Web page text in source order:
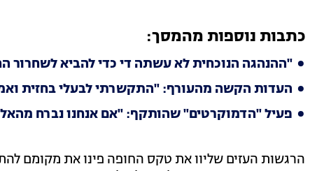
כתבות נוספות מהמסך:
"ההנהגה הנוכחית לא עשתה די כדי להביא לשחרור
העדות הקשה מהעורף: "התקשרתי לבעלי בחזית
פעיל "הדמוקרטים" שהותקף: "אם אנחנו נברח
הרגשות העזים שליוו את טקס החופה פינו את מקומם